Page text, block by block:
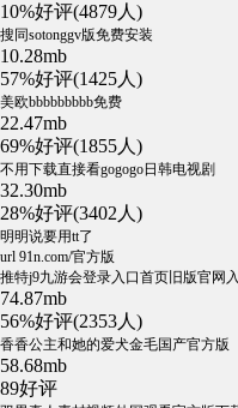
10%好评(4879人)
搜同sotonggv版免费安装
10.28mb
57%好评(1425人)
美欧bbbbbbbbb免费
22.47mb
69%好评(1855人)
不用下载直接看gogogo日韩电视剧
32.30mb
28%好评(3402人)
明明说要用tt了
url 91n.com/官方版
推特j9九游会登录入口首页旧版官网
74.87mb
56%好评(2353人)
香香公主和她的爱犬金毛国产官方版
58.68mb
89好评